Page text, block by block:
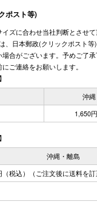
ポスト等)
ズに合わせ当社判断とさせて
、日本郵政(クリックポスト等
合がございます。予めご了承
ご連絡をお願いします。
沖
1,650
沖縄・離島
（税込）（ご注文後に送料を訂